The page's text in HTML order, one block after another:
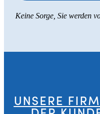
Keine Sorge, Sie werden
UNSERE